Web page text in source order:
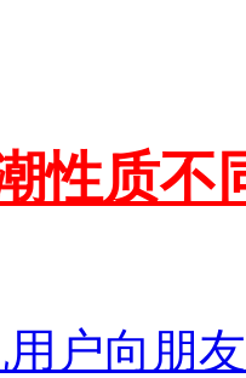
性质不
户向朋